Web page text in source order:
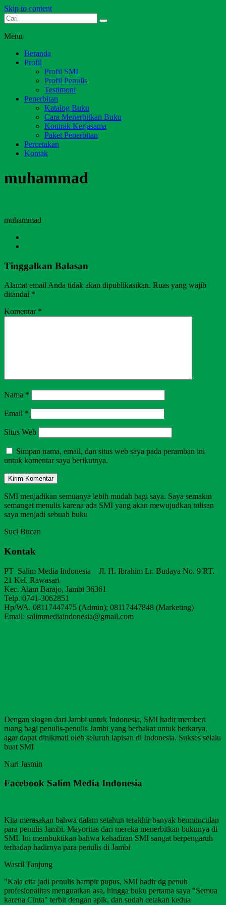
Skip to content
Dari Jambi untuk Indonesia
Menu
Beranda
Profil
Profil SMI
Profil Penulis
Testimoni
Penerbitan
Katalog Buku
Cara Menerbitkan Buku
Kontrak Kerjasama
Paket Penerbitan
Percetakan
Kontak
muhammad
muhammad
Tinggalkan Balasan
Alamat email Anda tidak akan dipublikasikan. Ruas yang wajib
ditandai *
Komentar *
Nama *
Email *
Situs Web
Simpan nama, email, dan situs web saya pada peramban ini
untuk komentar saya berikutnya.
SMI menjadikan semuanya lebih mudah bagi saya. Saya semakin
semangat menulis karena ada SMI yang akan mewujudkan tulisan
saya menjadi sebuah buku
Suci Bucan
Kontak
PT Salim Media Indonesia Jl. H. Ibrahim Lr. Budaya No. 9 RT.
21 Kel. Rawasari
Kec. Alam Barajo, Jambi 36361
Telp. 0741-3062851
Hp/WA. 08117447475 (Admin); 08117447848 (Marketing)
Email: salimmediaindonesia@gmail.com
Dengan slogan dari Jambi untuk Indonesia, SMI hadir memberi
ruang bagi penulis-penulis Jambi yang berbakat untuk berkarya,
agar dapat dinikmati oleh seluruh lapisan di Indonesia. Sukses selalu
buat SMI
Nuri Jasmin
Facebook Salim Media Indonesia
Kita merasakan bahwa dalam setahun terakhir banyak bermunculan
para penulis Jambi. Mayoritas dari mereka menerbitkan bukunya di
SMI. Ini membuktikan bahwa kehadiran SMI sangat berpengaruh
terhadap hadirnya para penulis di Jambi
Wasril Tanjung
"Kala cita jadi penulis hampir pupus, SMI hadir dg penuh
profesionalitas menguatkan asa, hingga buku pertama saya "Semua
karena Cinta" terbit dengan apik, dan sudah cetakan kedua